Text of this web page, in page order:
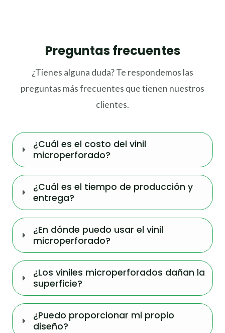
Preguntas frecuentes
¿Tienes alguna duda? Te respondemos las
preguntas más frecuentes que tienen nuestros
clientes.
¿Cuál es el costo del vinil
microperforado?
¿Cuál es el tiempo de producción y
entrega?
¿En dónde puedo usar el vinil
microperforado?
¿Los viniles microperforados dañan la
superficie?
¿Puedo proporcionar mi propio
diseño?